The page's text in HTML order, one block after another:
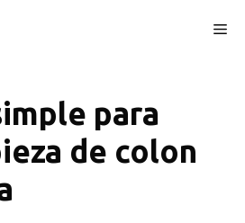
para
de colon